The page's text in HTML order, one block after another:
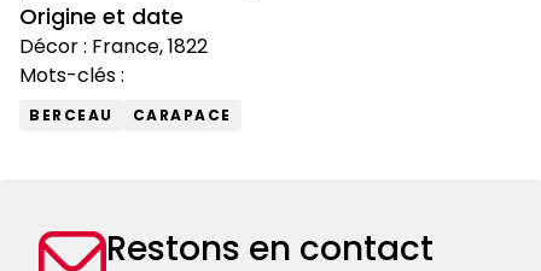
Origine et date
Décor : France, 1822
Mots-clés :
BERCEAU CARAPACE
Restons en contact